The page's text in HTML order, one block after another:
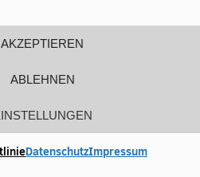
AKZEPTIEREN
ABLEHNEN
DatenschutzImpressum